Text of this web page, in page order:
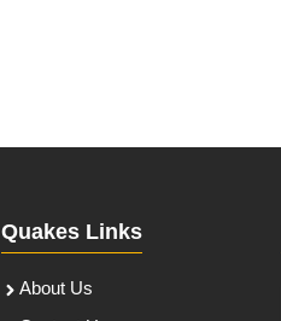
Quakes Links
About Us